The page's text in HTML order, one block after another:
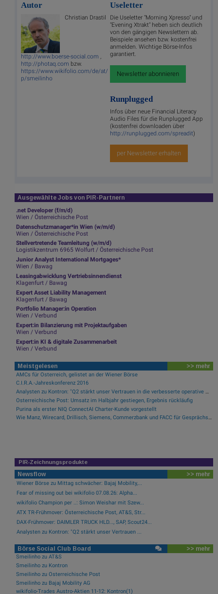
Autor
Christian Drastil
http://www.boerse-social.com ,
http://photaq.com bzw.
https://www.wikifolio.com/de/at/
p/smeilinho
Useletter
Die Useletter "Morning Xpresso" und
"Evening Xtrakt" heben sich deutlich
von den gängigen Newslettern ab.
Beispiele ansehen bzw. kostenfrei
anmelden. Wichtige Börse-Infos
garantiert.
Newsletter abonnieren
Runplugged
Infos über neue Financial Literacy
Audio Files für die Runplugged App
(kostenfrei downloaden über
http://runplugged.com/spreadit)
per Newsletter erhalten
Ausgewählte Jobs von PIR-Partnern
.net Developer (f/m/d)
Wien / Österreichische Post
Datenschutzmanager*in Wien (w/m/d)
Wien / Österreichische Post
Stellvertretende Teamleitung (w/m/d)
Logistikzentrum 6965 Wolfurt / Österreichische Post
Junior Analyst International Mortgages*
Wien / Bawag
Leasingabwicklung Vertriebsinnendienst
Klagenfurt / Bawag
Expert Asset Liability Management
Klagenfurt / Bawag
Portfolio Manager:in Operation
Wien / Verbund
Expert:in Bilanzierung mit Projektaufgaben
Wien / Verbund
Expert:in KI & digitale Zusammenarbeit
Wien / Verbund
Meistgelesen >> mehr
AMCs für Österreich, gelistet an der Wiener Börse
C.I.R.A.-Jahreskonferenz 2016
Analysten zu Kontron: "Q2 stärkt unser Vertrauen in die verbesserte operative Qualität"
Österreichische Post: Umsatz im Halbjahr gestiegen, Ergebnis rückläufig
Purina als erster NIQ ConnectAI Charter-Kunde vorgestellt
Wie Manz, Wirecard, Drillisch, Siemens, Commerzbank und FACC für Gesprächsstoff sorgten
PIR-Zeichnungsprodukte
Newsflow >> mehr
Wiener Börse zu Mittag schwächer: Bajaj Mobility,...
Fear of missing out bei wikifolio 07.08.26: Alpha...
wikifolio Champion per ..: Simon Weishar mit Szew...
ATX TR-Frühmover: Österreichische Post, AT&S, Str...
DAX-Frühmover: DAIMLER TRUCK HLD..., SAP, Scout24...
Analysten zu Kontron: "Q2 stärkt unser Vertrauen ...
Börse Social Club Board >> mehr
Smeilinho zu AT&S
Smeilinho zu Kontron
Smeilinho zu Österreichische Post
Smeilinho zu Bajaj Mobility AG
wikifolio-Trades Austro-Aktien 11-12: Kontron(1)